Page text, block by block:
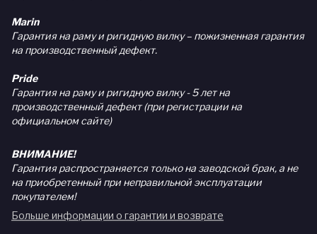
Marin
Гарантия на раму и ригидную вилку – пожизненная гарантия
на производственный дефект.
Pride
Гарантия на раму и ригидную вилку - 5 лет на
производственный дефект (при регистрации на
официальном сайте)
ВНИМАНИЕ!
Гарантия распространяется только на заводской брак, а не
на приобретенный при неправильной эксплуатации
покупателем!
Больше информации о гарантии и возврате